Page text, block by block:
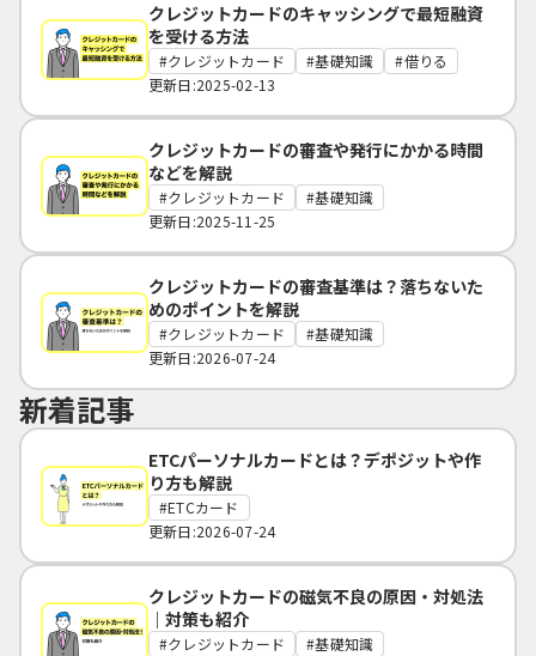
クレジットカードのキャッシングで最短融資
を受ける方法
クレジットカード 基礎知識
借りる
更新日:2025-02-13
クレジットカードの審査や発行にかかる時間
などを解説
クレジットカード
基礎知識
更新日:2025-11-25
クレジットカードの審査基準は？落ちないた
めのポイントを解説
クレジットカード
基礎知識
更新日:2026-07-24
新着記事
ETCパーソナルカードとは？デポジットや作
り方も解説
ETCカード
更新日:2026-07-24
クレジットカードの磁気不良の原因・対処法
｜対策も紹介
クレジットカード
基礎知識